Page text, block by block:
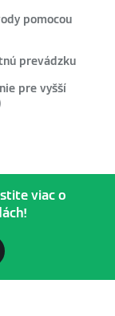
pomocou
prevádzku
pre vyšší
viac o